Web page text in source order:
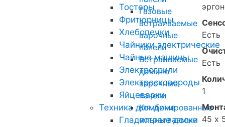
Тостеры
Фритюрницы
Хлебопечки
Чайники электрические
Чайные машины
Электрогрили
Электросковороды
Яйцеварки
Техника для дома
Гладильные доски
Газовые
встраиваемые
варочные
панели
Встраиваемые
домино
варочные
панели
Комбинированные
встраиваемые
Есть
Есть
1
45 х